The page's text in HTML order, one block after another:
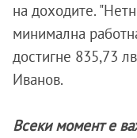
на доходите.
минимална
достигне 835,73
Иванов.
Всеки момент е